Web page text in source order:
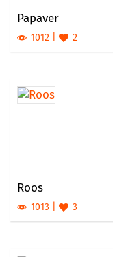
Papaver
1012 2
Roos
1013 3